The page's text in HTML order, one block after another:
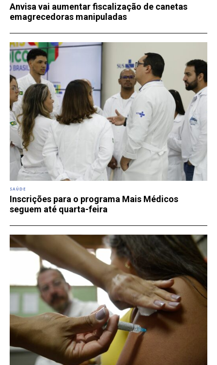
Anvisa vai aumentar fiscalização de canetas
emagrecedoras manipuladas
SAÚDE
Inscrições para o programa Mais Médicos
seguem até quarta-feira